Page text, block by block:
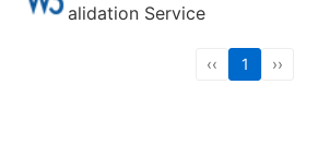
alidation Service
‹‹ 1 ››